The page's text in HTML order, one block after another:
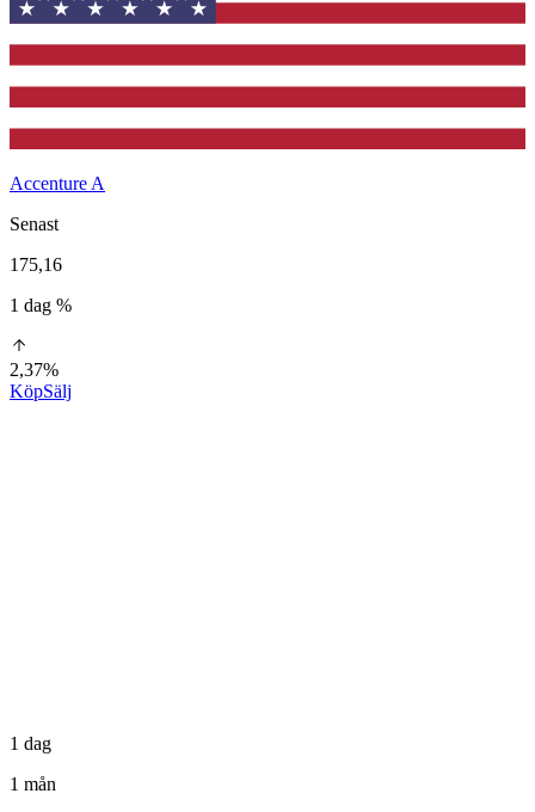
Accenture A
Senast
175,16
1 dag %
2,37%
KöpSälj
1 dag
1 mån